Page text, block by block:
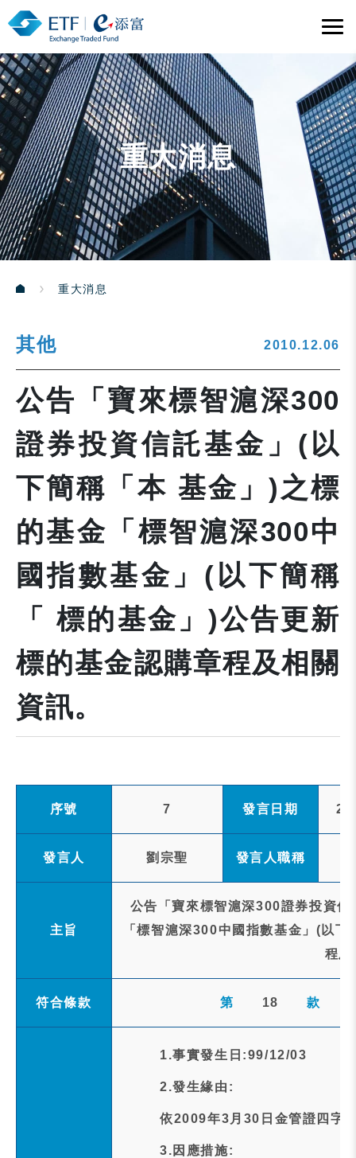
重大消息
重大消息
其他 2010.12.06
公告「寶來標智滬深300
證券投資信託基金」(以
下簡稱「本 基金」)之標
的基金「標智滬深300中
國指數基金」(以下簡稱
「 標的基金」)公告更新
標的基金認購章程及相關
資訊。
序號 7 發言日期
發言人 劉宗聖 發言人職稱
主旨
公告「寶來標智滬深300證券投資
「標智滬深300中國指數基金」(以
程及
符合條款 第 18 款
1.事實發生日:99/12/03
2.發生緣由:
依2009年3月30日金管證四字
3.因應措施: